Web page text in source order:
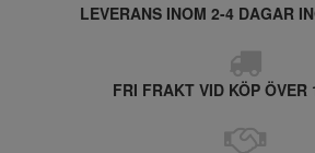
LEVERANS INOM 2-4 DAGAR
FRI FRAKT VID KÖP ÖVER